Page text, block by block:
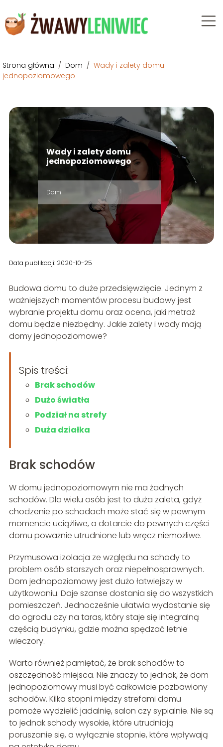
Strona główna / Dom / Wady i zalety domu
jednopoziomowego
Wady i zalety domu
jednopoziomowego
Dom
Data publikacji: 2020-10-25
Budowa domu to duże przedsięwzięcie. Jednym z
ważniejszych momentów procesu budowy jest
wybranie projektu domu oraz ocena, jaki metraż
domu będzie niezbędny. Jakie zalety i wady mają
domy jednopoziomowe?
Spis treści:
Brak schodów
Dużo światła
Podział na strefy
Duża działka
Brak schodów
W domu jednopoziomowym nie ma żadnych
schodów. Dla wielu osób jest to duża zaleta, gdyż
chodzenie po schodach może stać się w pewnym
momencie uciążliwe, a dotarcie do pewnych części
domu poważnie utrudnione lub wręcz niemożliwe.
Przymusowa izolacja ze względu na schody to
problem osób starszych oraz niepełnosprawnych.
Dom jednopoziomowy jest dużo łatwiejszy w
użytkowaniu. Daje szanse dostania się do wszystkich
pomieszczeń. Jednocześnie ułatwia wydostanie się
do ogrodu czy na taras, który staje się integralną
częścią budynku, gdzie można spędzać letnie
wieczory.
Warto również pamiętać, że brak schodów to
oszczędność miejsca. Nie znaczy to jednak, że dom
jednopoziomowy musi być całkowicie pozbawiony
schodów. Kilka stopni między strefami domu
pomoże wydzielić jadalnię, salon czy sypialnie. Nie są
to jednak schody wysokie, które utrudniają
poruszanie się, a wyłącznie stopnie, które wpływają